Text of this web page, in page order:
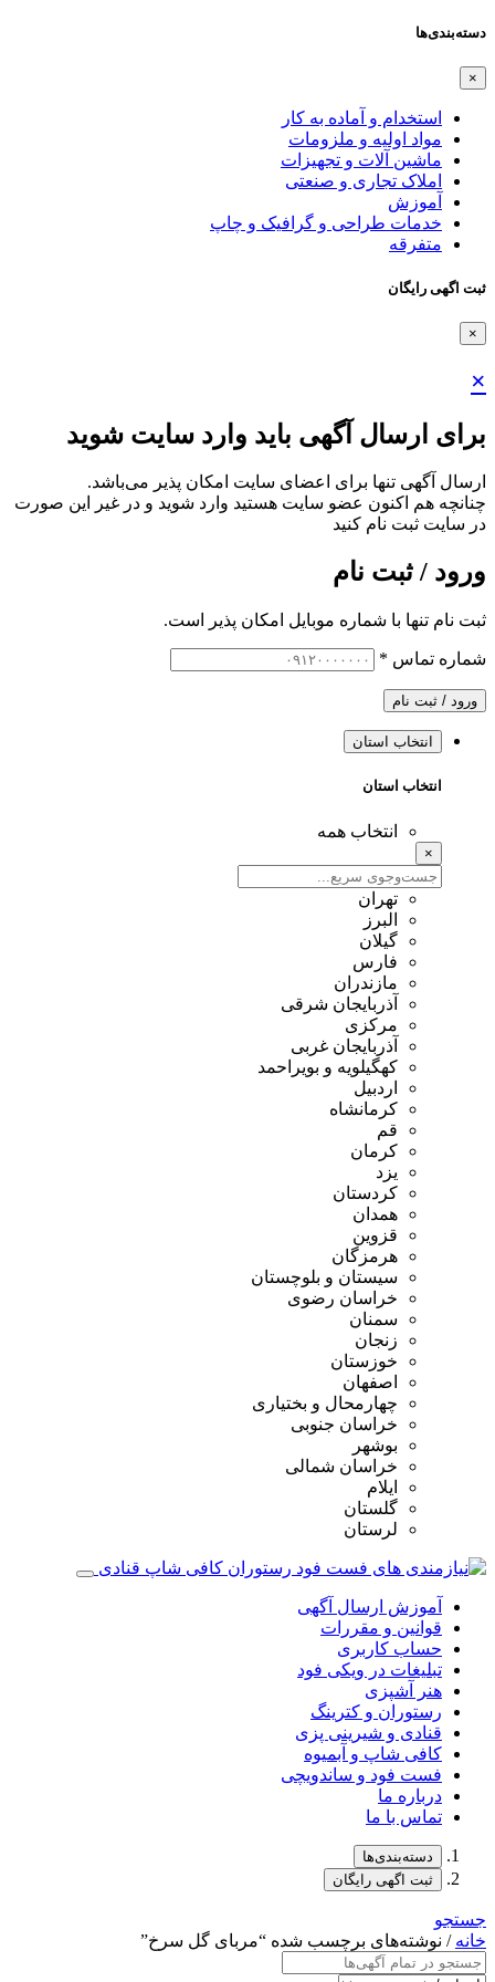
دسته‌بندی‌ها
×
استخدام و آماده به کار
مواد اولیه و ملزومات
ماشین آلات و تجهیزات
املاک تجاری و صنعتی
آموزش
خدمات طراحی و گرافیک و چاپ
متفرقه
ثبت اگهی رایگان
×
×
برای ارسال آگهی باید وارد سایت شوید
ارسال آگهی تنها برای اعضای سایت امکان پذیر می‌باشد.
چنانچه هم‌ اکنون عضو سایت هستید وارد شوید و در غیر این صورت
در سایت ثبت نام کنید
ورود / ثبت نام
ثبت نام تنها با شماره موبایل امکان پذیر است.
شماره تماس *
ورود / ثبت نام
انتخاب استان
انتخاب استان
انتخاب همه
×
تهران
البرز
گیلان
فارس
مازندران
آذربایجان شرقی
مرکزی
آذربایجان غربی
کهگیلویه و بویراحمد
اردبیل
کرمانشاه
قم
کرمان
یزد
کردستان
همدان
قزوین
هرمزگان
سیستان و بلوچستان
خراسان رضوی
سمنان
زنجان
خوزستان
اصفهان
چهارمحال و بختیاری
خراسان جنوبی
بوشهر
خراسان شمالی
ایلام
گلستان
لرستان
آموزش ارسال آگهی
قوانین و مقررات
حساب کاربری
تبلیغات در ویکی فود
هنر آشپزی
رستوران و کترینگ
قنادی و شیرینی پزی
کافی شاپ و آبمیوه
فست فود و ساندویچی
درباره ما
تماس با ما
دسته‌بندی‌ها
ثبت اگهی رایگان
جستجو
خانه / نوشته‌های برچسب شده “مربای گل سرخ”